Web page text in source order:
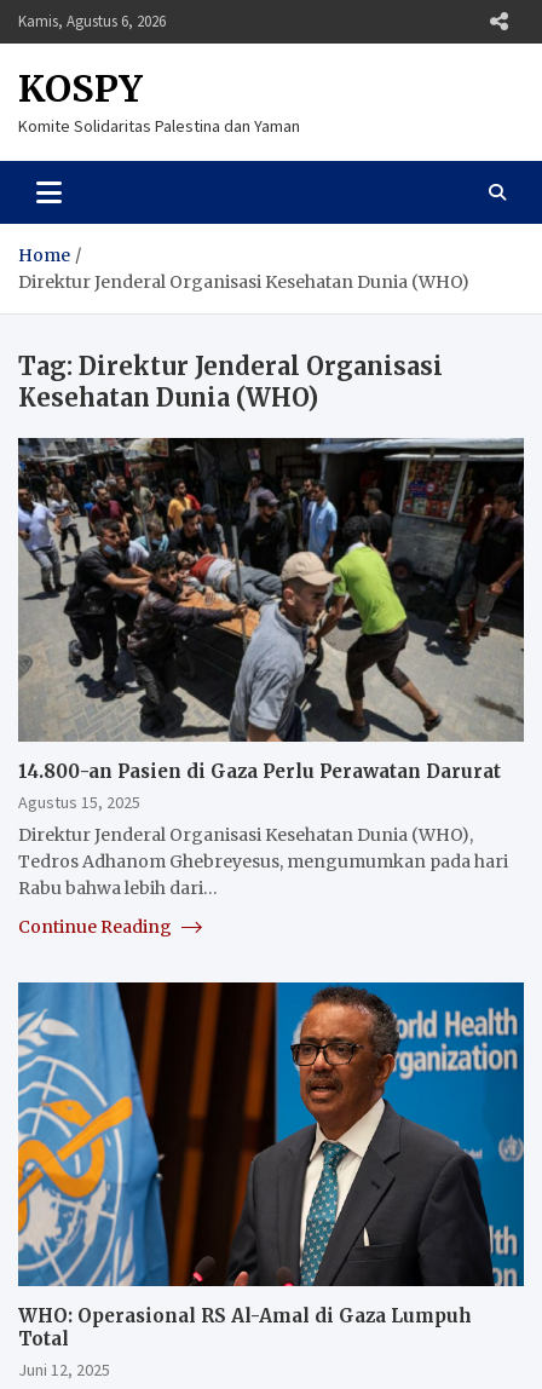
Skip
to
Kamis, Agustus 6, 2026
KOSPY
Komite Solidaritas Palestina dan Yaman
Home
Direktur Jenderal Organisasi Kesehatan Dunia (WHO)
Tag: Direktur Jenderal Organisasi
Kesehatan Dunia (WHO)
14.800-an Pasien di Gaza Perlu Perawatan Darurat
Agustus 15, 2025
Direktur Jenderal Organisasi Kesehatan Dunia (WHO),
Tedros Adhanom Ghebreyesus, mengumumkan pada hari
Rabu bahwa lebih dari…
Continue Reading
WHO: Operasional RS Al-Amal di Gaza Lumpuh
Total
Juni 12, 2025